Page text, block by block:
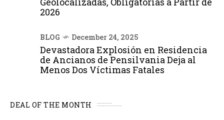
2026
BLOG December 24, 2025
Devastadora Explosión en Residencia
de Ancianos de Pensilvania Deja al
Menos Dos Víctimas Fatales
DEAL OF THE MONTH